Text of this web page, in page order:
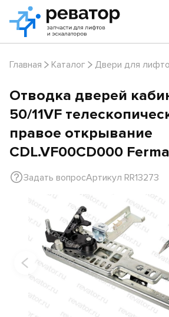
Главная Каталог Двери для
Отводка дверей
50/11VF
правое открывание
CDL.VF00CD000
Задать вопросАртикул RR13273